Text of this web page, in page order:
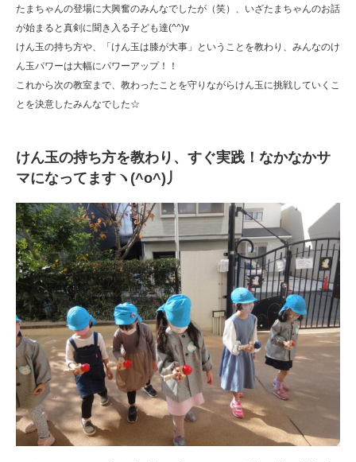
たまちゃんの登場に大興奮のみんなでしたが（笑）、いざたまちゃんのお話
が始まると真剣に聞き入る子ども達(^^)v
けん玉の持ち方や、「けん玉は膝が大事」ということを教わり、みんなのけ
ん玉パワーは大幅にパワーアップ！！
これから次の教室まで、教わったことを守りながらけん玉に挑戦していくこ
とを決意したみんなでした☆
けん玉の持ち方を教わり、すぐ実践！なかなかサ
マになってますヽ(^o^)丿